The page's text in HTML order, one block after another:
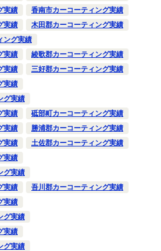
実績
香南市カーコーティング実績
実績
木田郡カーコーティング実績
ング実績
実績
綾歌郡カーコーティング実績
実績
三好郡カーコーティング実績
実績
グ実績
実績
砥部町カーコーティング実績
実績
勝浦郡カーコーティング実績
実績
土佐郡カーコーティング実績
実績
グ実績
実績
吾川郡カーコーティング実績
実績
グ実績
実績
グ実績